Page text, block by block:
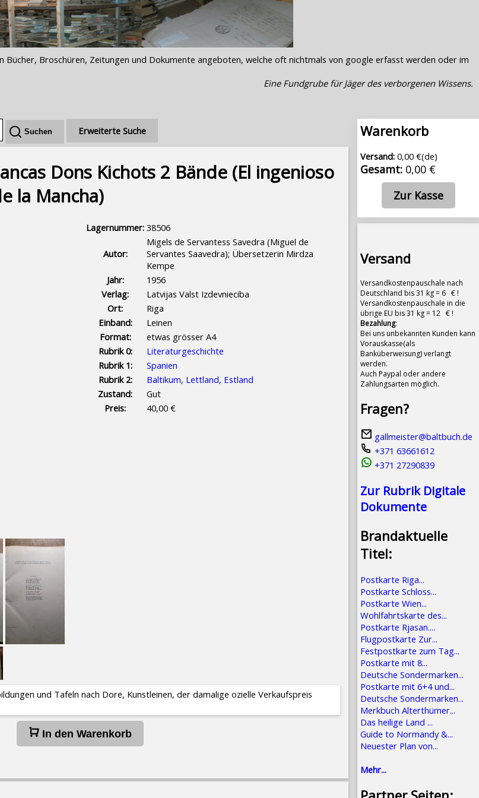
Bücher, Broschüren, Zeitungen und Dokumente angeboten, welche oft nichtmals von google erfasst werden oder im
Eine Fundgrube für Jäger des verborgenen Wissens.
Warenkorb
Versand: 0,00 €(de)
Gesamt: 0,00 €
Zur Kasse
Versand
Versandkostenpauschale nach
Deutschland bis 31 kg = 6 € !
Versandkostenpauschale in die
übrige EU bis 31 kg = 12 € !
Bezahlung:
Bei uns unbekannten Kunden kann
Vorauskasse(als
Banküberweisung) verlangt
werden.
Auch Paypal oder andere
Zahlungsarten möglich.
Fragen?
gallmeister@baltbuch.de
+371 63661612
+371 27290839
Zur Rubrik Digitale
Dokumente
Brandaktuelle
Titel:
Postkarte Riga...
Postkarte Schloss...
Postkarte Wien...
Wohlfahrtskarte des...
Postkarte Rjasan....
Flugpostkarte Zur...
Festpostkarte zum Tag...
Postkarte mit 8...
Deutsche Sondermarken...
Postkarte mit 6+4 und...
Deutsche Sondermarken...
Merkbuch Alterthümer...
Das heilige Land ...
Guide to Normandy &...
Neuester Plan von...
Mehr...
Erweiterte Suche
Dons Kichots 2 Bände (El ingenioso
la Mancha)
Lagernummer: 38506
Autor:
Migels de Servantess Savedra (Miguel de
Servantes Saavedra); Übersetzerin Mirdza
Kempe
Jahr:
1956
Verlag:
Latvijas Valst Izdevnieciba
Ort:
Riga
Einband:
Leinen
Format:
etwas grösser A4
Rubrik 0:
Literaturgeschichte
Rubrik 1:
Spanien
Rubrik 2:
Baltikum, Lettland, Estland
Zustand:
Gut
Preis:
40,00 €
und Tafeln nach Dore, Kunstleinen, der damalige offizielle Verkaufspreis
In den Warenkorb